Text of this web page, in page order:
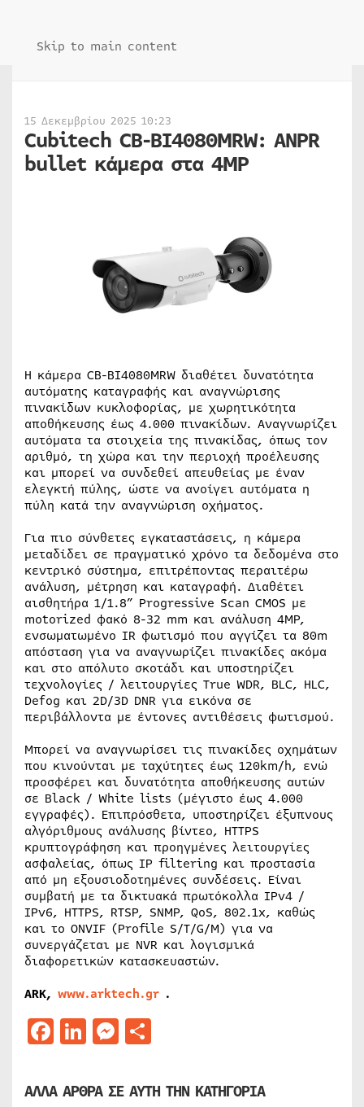
Skip to main content
15 Δεκεμβρίου 2025 10:23
Cubitech CB-BI4080MRW: ANPR
bullet κάμερα στα 4MP
Η κάμερα CB-BI4080MRW διαθέτει δυνατότητα
αυτόματης καταγραφής και αναγνώρισης
πινακίδων κυκλοφορίας, με χωρητικότητα
αποθήκευσης έως 4.000 πινακίδων. Αναγνωρίζει
αυτόματα τα στοιχεία της πινακίδας, όπως τον
αριθμό, τη χώρα και την περιοχή προέλευσης
και μπορεί να συνδεθεί απευθείας με έναν
ελεγκτή πύλης, ώστε να ανοίγει αυτόματα η
πύλη κατά την αναγνώριση οχήματος.
Για πιο σύνθετες εγκαταστάσεις, η κάμερα
μεταδίδει σε πραγματικό χρόνο τα δεδομένα στο
κεντρικό σύστημα, επιτρέποντας περαιτέρω
ανάλυση, μέτρηση και καταγραφή. Διαθέτει
αισθητήρα 1/1.8” Progressive Scan CMOS με
motorized φακό 8-32 mm και ανάλυση 4MP,
ενσωματωμένο IR φωτισμό που αγγίζει τα 80m
απόσταση για να αναγνωρίζει πινακίδες ακόμα
και στο απόλυτο σκοτάδι και υποστηρίζει
τεχνολογίες / λειτουργίες True WDR, BLC, HLC,
Defog και 2D/3D DNR για εικόνα σε
περιβάλλοντα με έντονες αντιθέσεις φωτισμού.
Μπορεί να αναγνωρίσει τις πινακίδες οχημάτων
που κινούνται με ταχύτητες έως 120km/h, ενώ
προσφέρει και δυνατότητα αποθήκευσης αυτών
σε Black / White lists (μέγιστο έως 4.000
εγγραφές). Επιπρόσθετα, υποστηρίζει έξυπνους
αλγόριθμους ανάλυσης βίντεο, HTTPS
κρυπτογράφηση και προηγμένες λειτουργίες
ασφαλείας, όπως IP filtering και προστασία
από μη εξουσιοδοτημένες συνδέσεις. Είναι
συμβατή με τα δικτυακά πρωτόκολλα IPv4 /
IPv6, HTTPS, RTSP, SNMP, QoS, 802.1x, καθώς
και το ONVIF (Profile S/T/G/M) για να
συνεργάζεται με NVR και λογισμικά
διαφορετικών κατασκευαστών.
ARK, www.arktech.gr .
Facebook
LinkedIn
Messenger
ΑΛΛΑ ΑΡΘΡΑ ΣΕ ΑΥΤΗ ΤΗΝ ΚΑΤΗΓΟΡΙΑ